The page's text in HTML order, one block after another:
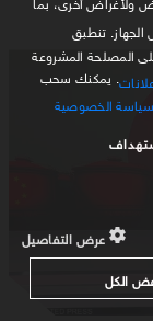
تنطبق
المصلحة المشروعة
. يمكنك سحب
سياسة الخصوصية
عرض التفاصيل
الكل